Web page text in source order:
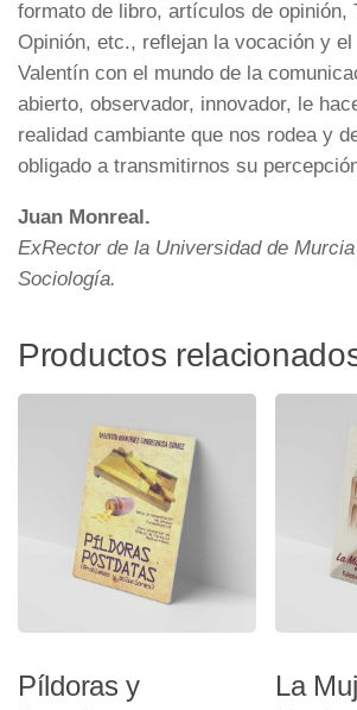
formato de libro, artículos de opinión,
Opinión, etc., reflejan la vocación y
Valentín con el mundo de la
abierto, observador, innovador, le
realidad cambiante que nos rodea y
obligado a transmitirnos su
Juan Monreal.
ExRector de la Universidad de
Sociología.
Productos
Píldoras y
La